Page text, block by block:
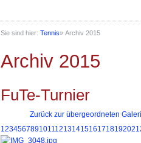
Sie sind hier: Tennis» Archiv 2015
Archiv 2015
FuTe-Turnier
Zurück zur übergeordneten
123456789101112131415161718192021